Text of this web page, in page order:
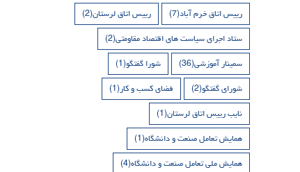
رییس اتاق خرم آباد(7) رییس اتاق لرستان(2)
ستاد اجرای سیاست های اقتصاد مقاومتی(2)
سمینار آموزشی(36) شورا گفتگو(1)
شورای گفتگو(2) فضای کسب و کار(1)
نایب رییس اتاق لرستان(1)
همایش تعامل صنعت و دانشگاه(1)
همایش ملی تعامل صنعت و دانشگاه(4)